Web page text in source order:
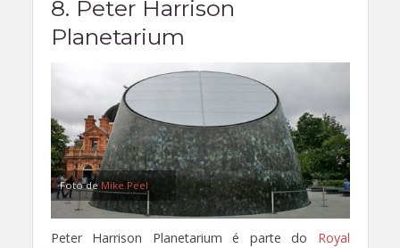
8. Peter Harrison
Planetarium
Foto de Mike Peel
Peter Harrison Planetarium é parte do Royal